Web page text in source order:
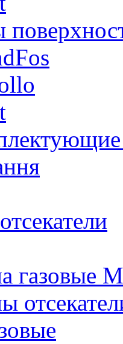
газовые